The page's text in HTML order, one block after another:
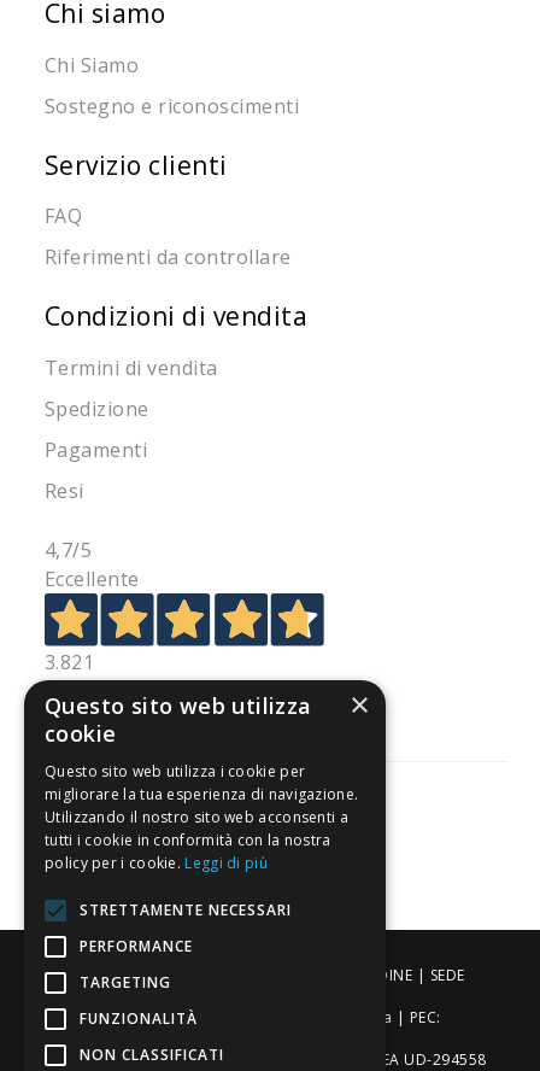
Chi siamo
Chi Siamo
Sostegno e riconoscimenti
Servizio clienti
FAQ
Riferimenti da controllare
Condizioni di vendita
Termini di vendita
Spedizione
Pagamenti
Resi
4,7/5
Eccellente
3.821
Recensioni
Pagamenti sicuri
ALDIGIÙ S.R.L. | Via Cortazzis 15 33100 - UDINE | SEDE
OPERATIVA: Via del Progresso 3 - Padova | PEC:
aldigiusrl@pec.it | C.F. e P.IVA 02873920306 REA UD-294558
×
Questo sito web utilizza
cookie
Questo sito web utilizza i cookie per
migliorare la tua esperienza di navigazione.
Utilizzando il nostro sito web acconsenti a
tutti i cookie in conformità con la nostra
policy per i cookie. Leggi di più
STRETTAMENTE NECESSARI
PERFORMANCE
TARGETING
FUNZIONALITÀ
NON CLASSIFICATI